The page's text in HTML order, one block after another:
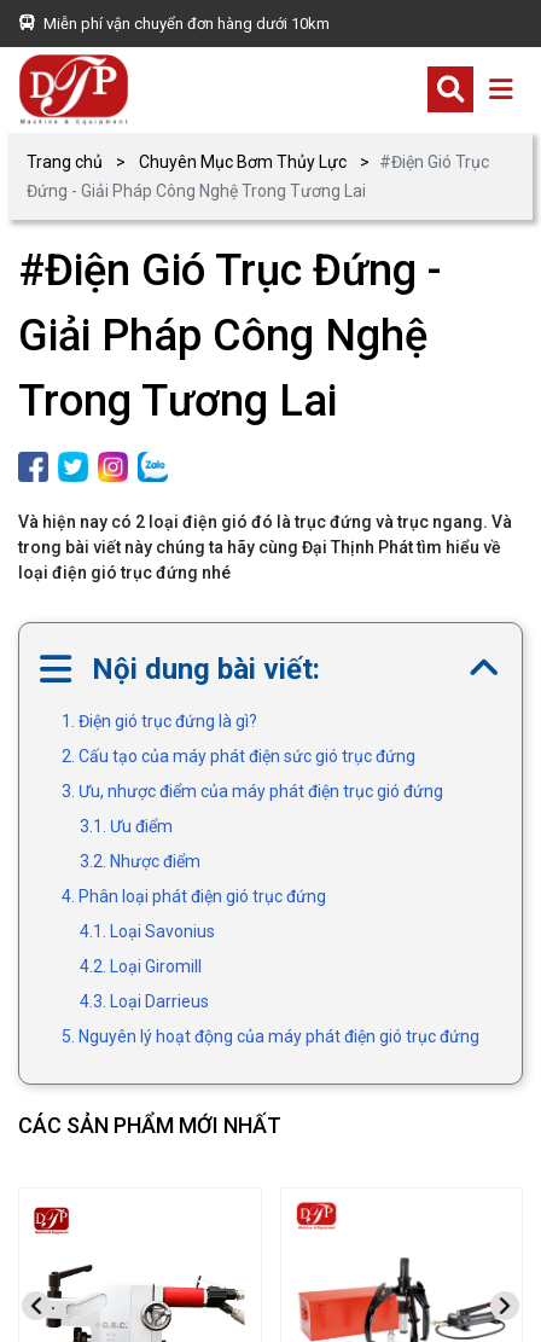
Miễn phí vận chuyển đơn hàng dưới 10km
Trang chủ Chuyên Mục Bơm Thủy Lực
#Điện Gió Trục
Đứng - Giải Pháp Công Nghệ Trong Tương Lai
#Điện Gió Trục Đứng -
Giải Pháp Công Nghệ
Trong Tương Lai
Và hiện nay có 2 loại điện gió đó là trục đứng và trục ngang. Và
trong bài viết này chúng ta hãy cùng Đại Thịnh Phát tìm hiểu về
loại điện gió trục đứng nhé
Nội dung bài viết:
1. Điện gió trục đứng là gì?
2. Cấu tạo của máy phát điện sức gió trục đứng
3. Ưu, nhược điểm của máy phát điện trục gió đứng
3.1. Ưu điểm
3.2. Nhược điểm
4. Phân loại phát điện gió trục đứng
4.1. Loại Savonius
4.2. Loại Giromill
4.3. Loại Darrieus
5. Nguyên lý hoạt động của máy phát điện gió trục đứng
CÁC SẢN PHẨM MỚI NHẤT